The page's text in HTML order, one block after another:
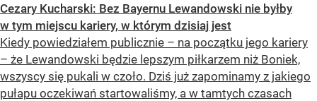
Cezary Kucharski: Bez Bayernu Lewandowski nie byłby
w tym miejscu kariery, w którym dzisiaj jest
Kiedy powiedziałem publicznie – na początku jego kariery
– że Lewandowski będzie lepszym piłkarzem niż Boniek,
wszyscy się pukali w czoło. Dziś już zapominamy z jakiego
pułapu oczekiwań startowaliśmy, a w tamtych czasach